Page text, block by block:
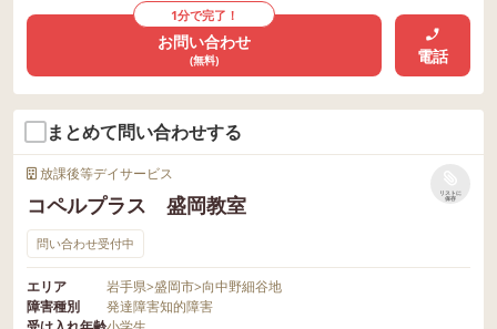
1分で完了！
お問い合わせ
(無料) 電話
まとめて問い合わせする
放課後等デイサービス
コペルプラス 盛岡教室
リストに
保存
問い合わせ受付中
エリア 岩手県>盛岡市>向中野細谷地
障害種別
発達障害知的障害